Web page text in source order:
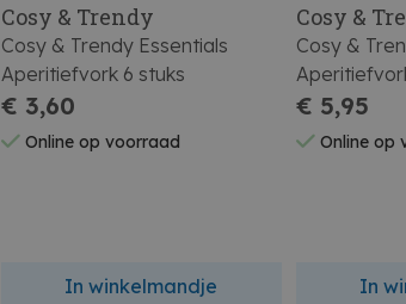
Cosy & Trendy
Cosy & Trendy Essentials
Aperitiefvork 6 stuks
€ 3,60
Online op voorraad
In winkelmandje
Cosy &
Cosy &
€ 5,95
Online op
In